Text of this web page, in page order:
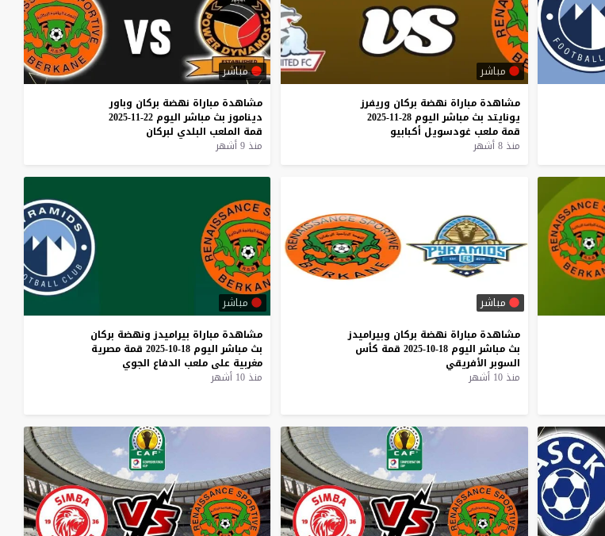
مباشر
مشاهدة مباراة نهضة بركان وريفرز
يونايتد بث مباشر اليوم 28-11-2025
قمة ملعب غودسويل أكبابيو
منذ 8 أشهر
مباشر
مشاهدة مباراة نهضة بركان وباور
ديناموز بث مباشر اليوم 22-11-2025
قمة الملعب البلدي لبركان
منذ 9 أشهر
مباشر
مشاهدة مباراة نهضة بركان وبيراميدز
بث مباشر اليوم 18-10-2025 قمة كأس
السوبر الأفريقي
منذ 10 أشهر
مباشر
مشاهدة مباراة بيراميدز ونهضة بركان
بث مباشر اليوم 18-10-2025 قمة مصرية
مغربية على ملعب الدفاع الجوي
منذ 10 أشهر